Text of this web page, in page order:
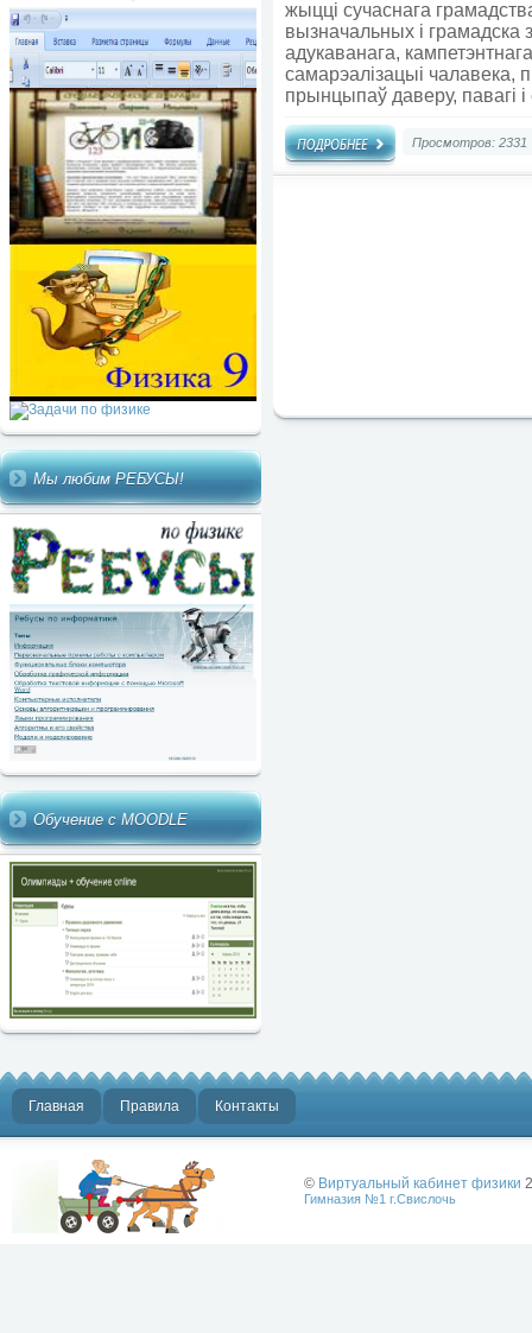
Мы любим РЕБУСЫ!
Обучение с MOODLE
жыцці сучаснага
вызначальных і
адукаванага,
самарэалізацыі чалавека,
прынцыпаў даверу, павагі і
Просмотров: 2331
Главная Правила Контакты
© Виртуальный кабинет физики
Гимназия №1 г.Свислочь